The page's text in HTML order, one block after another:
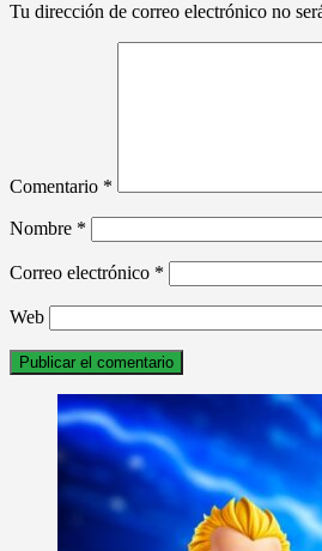
Tu dirección de correo electrónico no
Comentario *
Nombre *
Correo electrónico *
Web